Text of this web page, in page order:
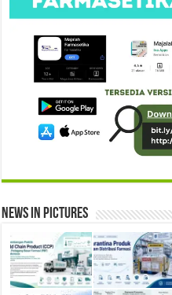
News in Pictures